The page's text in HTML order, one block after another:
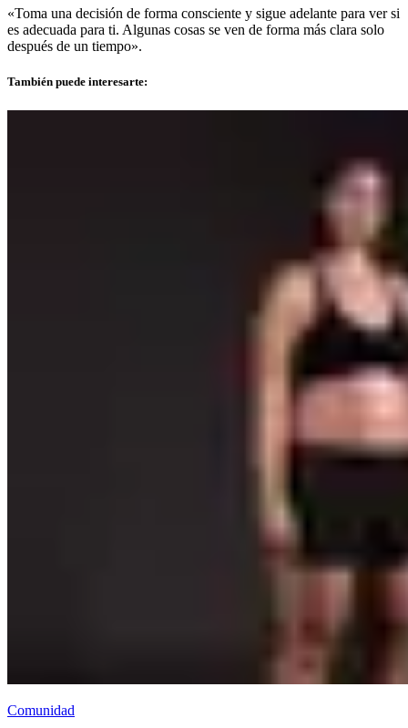
«Toma una decisión de forma consciente y sigue adelante para ver si
es adecuada para ti. Algunas cosas se ven de forma más clara solo
después de un tiempo».
También puede interesarte:
Comunidad